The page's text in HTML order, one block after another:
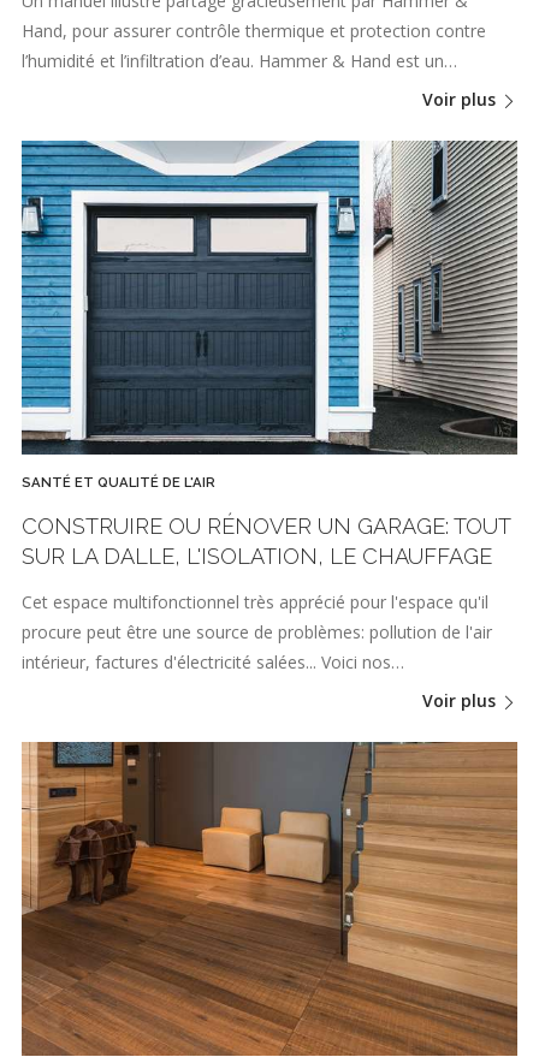
Hand, pour assurer contrôle thermique et protection contre
l’humidité et l’infiltration d’eau. Hammer & Hand est un…
Voir plus
SANTÉ ET QUALITÉ DE L'AIR
CONSTRUIRE OU RÉNOVER UN GARAGE: TOUT
SUR LA DALLE, L'ISOLATION, LE CHAUFFAGE
Cet espace multifonctionnel très apprécié pour l'espace qu'il
procure peut être une source de problèmes: pollution de l'air
intérieur, factures d'électricité salées... Voici nos…
Voir plus